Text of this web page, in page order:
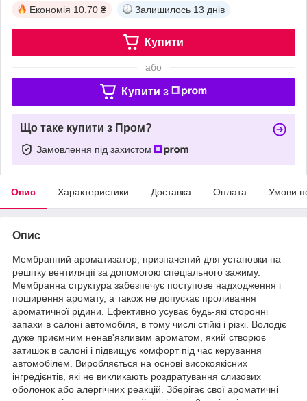
Економія 10.70 ₴ Залишилось 13 днів
Купити
або
Купити з
Що таке купити з Пром?
Замовлення під захистом
Опис Характеристики Доставка Оплата Умови
Опис
Мембранний ароматизатор, призначений для установки на
решітку вентиляції за допомогою спеціального зажиму.
Мембранна структура забезпечує поступове надходження і
поширення аромату, а також не допускає проливання
ароматичної рідини. Ефективно усуває будь-які сторонні
запахи в салоні автомобіля, в тому числі стійкі і різкі. Володіє
дуже приємним ненав'язливим ароматом, який створює
затишок в салоні і підвищує комфорт під час керування
автомобілем. Виробляється на основі високоякісних
інгредієнтів, які не викликають роздратування слизових
оболонок або алергічних реакцій. Зберігає свої ароматичні